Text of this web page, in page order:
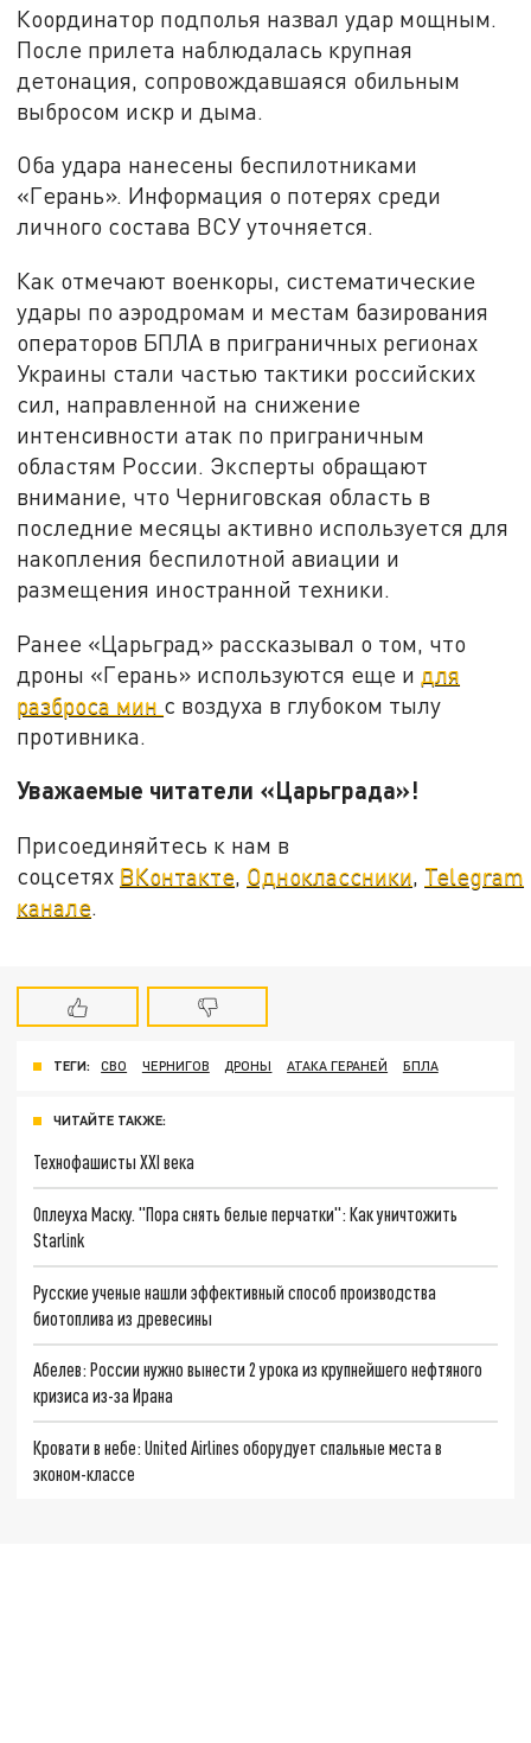
Координатор подполья назвал удар мощным.
После прилета наблюдалась крупная
детонация, сопровождавшаяся обильным
выбросом искр и дыма.
Оба удара нанесены беспилотниками
«Герань». Информация о потерях среди
личного состава ВСУ уточняется.
Как отмечают военкоры, систематические
удары по аэродромам и местам базирования
операторов БПЛА в приграничных регионах
Украины стали частью тактики российских
сил, направленной на снижение
интенсивности атак по приграничным
областям России. Эксперты обращают
внимание, что Черниговская область в
последние месяцы активно используется для
накопления беспилотной авиации и
размещения иностранной техники.
Ранее «Царьград» рассказывал о том, что
дроны «Герань» используются еще и для
разброса мин с воздуха в глубоком тылу
противника.
Уважаемые читатели «Царьграда»!
Присоединяйтесь к нам в
соцсетях ВКонтакте, Одноклассники, Telegram
канале.
ТЕГИ: СВО ЧЕРНИГОВ ДРОНЫ АТАКА ГЕРАНЕЙ БПЛА
ЧИТАЙТЕ ТАКЖЕ:
Технофашисты XXI века
Оплеуха Маску. "Пора снять белые перчатки": Как уничтожить
Starlink
Русские ученые нашли эффективный способ производства
биотоплива из древесины
Абелев: России нужно вынести 2 урока из крупнейшего нефтяного
кризиса из-за Ирана
Кровати в небе: United Airlines оборудует спальные места в
эконом-классе